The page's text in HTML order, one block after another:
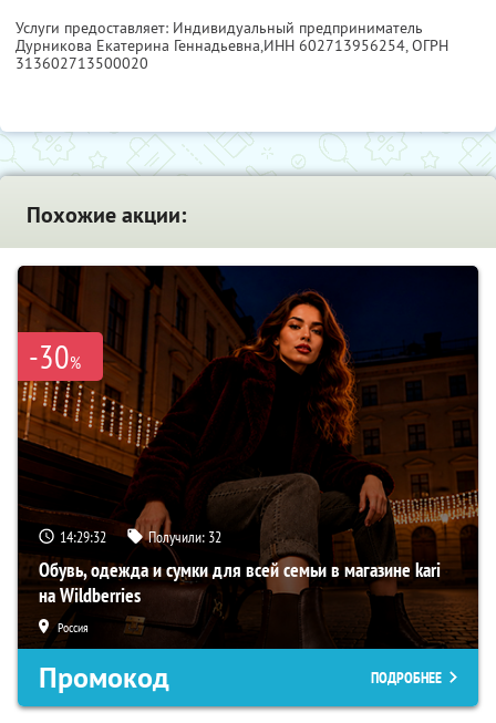
Услуги предоставляет: Индивидуальный предприниматель
Дурникова Екатерина Геннадьевна,ИНН 602713956254, ОГРН
313602713500020
Похожие акции:
-30%
14:29:31 Получили: 32
Обувь, одежда и сумки для всей семьи в магазине kari
на Wildberries
Россия
Промокод ПОДРОБНЕЕ